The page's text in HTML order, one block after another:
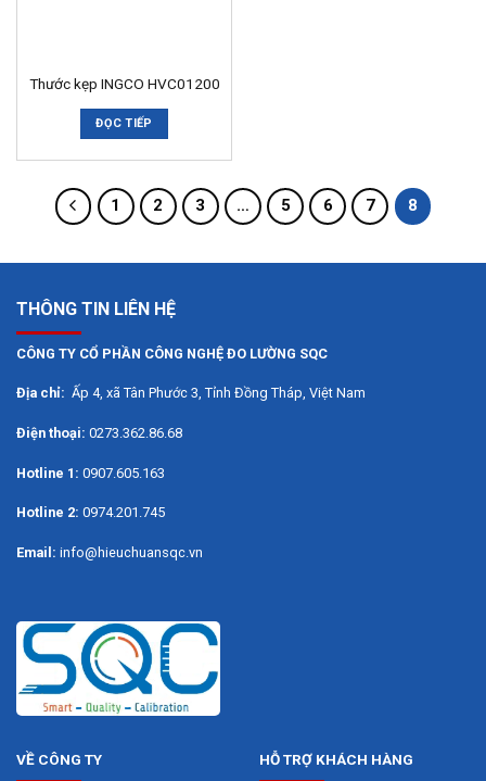
Thước kẹp INGCO HVC01200
ĐỌC TIẾP
1 2 3 … 5 6 7 8
THÔNG TIN LIÊN HỆ
CÔNG TY CỔ PHẦN CÔNG NGHỆ ĐO LƯỜNG SQC
Địa chỉ: Ấp 4, xã Tân Phước 3, Tỉnh Đồng Tháp, Việt Nam
Điện thoại: 0273.362.86.68
Hotline 1: 0907.605.163
Hotline 2: 0974.201.745
Email: info@hieuchuansqc.vn
VỀ CÔNG TY HỖ TRỢ KHÁCH HÀNG